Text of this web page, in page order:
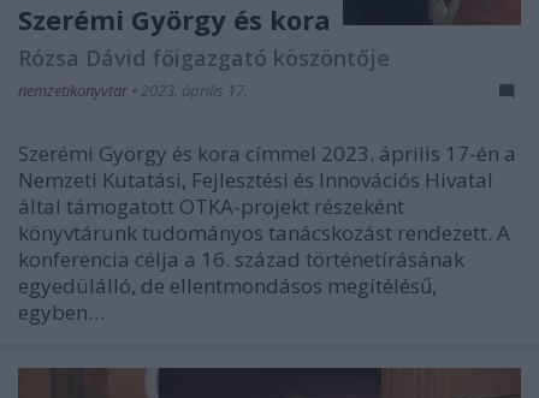
Szerémi György és kora
Rózsa Dávid főigazgató köszöntője
nemzetikonyvtar • 2023. április 17.
Szerémi György és kora címmel 2023. április 17-én a
Nemzeti Kutatási, Fejlesztési és Innovációs Hivatal
által támogatott OTKA-projekt részeként
könyvtárunk tudományos tanácskozást rendezett. A
konferencia célja a 16. század történetírásának
egyedülálló, de ellentmondásos megítélésű,
egyben…